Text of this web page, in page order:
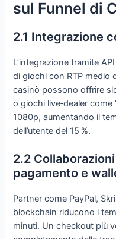
sul Funnel di
2.1 Integrazione
L’integrazione tramite
di giochi con RTP medio
casinò possono offrire
o giochi live‑dealer
1080p, aumentando il
dell’utente del 15 %.
2.2
pagamento e
Partner come PayPal,
blockchain riducono i
minuti. Un checkout più